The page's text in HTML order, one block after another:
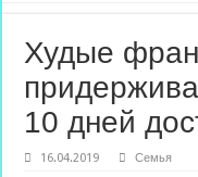
Худые
10 дней
16.04.2019 Семья